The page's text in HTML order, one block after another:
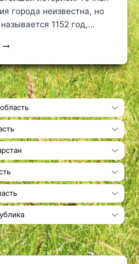
города неизвестна, но
1152 год,…
ГОРОДЕЦ